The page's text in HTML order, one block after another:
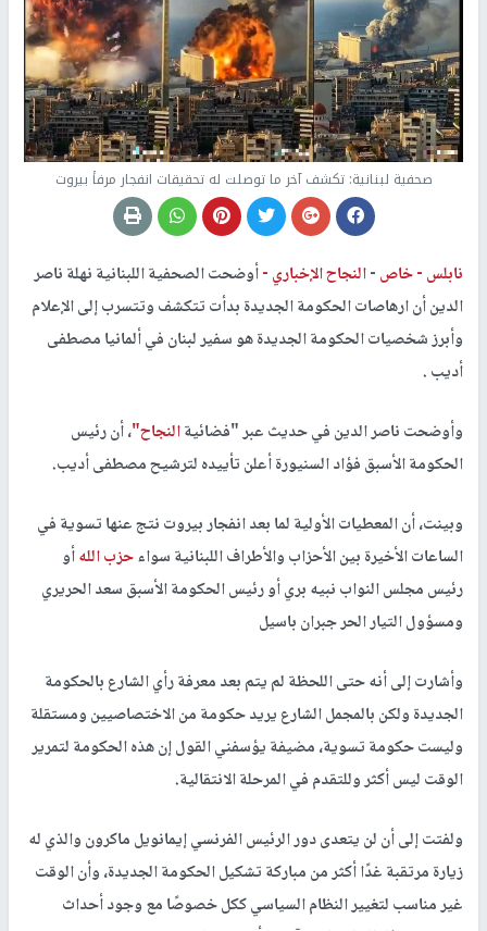
صحفية لبنانية: تكشف آخر ما توصلت له تحقيقات انفجار مرفأ بيروت
نابلس -خاص-النجاح الإخباري -أوضحت الصحفية اللبنانية نهلة ناصر
الدين أن ارهاصات الحكومة الجديدة بدأت تتكشف وتتسرب إلى الإعلام
وأبرز شخصيات الحكومة الجديدة هو سفير لبنان في ألمانيا مصطفى
أديب .
وأوضحت ناصر الدين في حديث عبر "فضائيةالنجاح"، أن رئيس
الحكومة الأسبق فؤاد السنيورة أعلن تأييده لترشيح مصطفى أديب.
وبينت، أن المعطيات الأولية لما بعد انفجار بيروت نتج عنها تسوية في
الساعات الأخيرة بين الأحزاب والأطراف اللبنانية سواءحزب اللهأو
رئيس مجلس النواب نبيه بري أو رئيس الحكومة الأسبق سعد الحريري
ومسؤول التيار الحر جبران باسيل
وأشارت إلى أنه حتى اللحظة لم يتم بعد معرفة رأي الشارع بالحكومة
الجديدة ولكن بالمجمل الشارع يريد حكومة من الاختصاصيين ومستقلة
وليست حكومة تسوية، مضيفة يؤسفني القول إن هذه الحكومة لتمرير
الوقت ليس أكثر وللتقدم في المرحلة الانتقالية.
ولفتت إلى أن لن يتعدى دور الرئيس الفرنسي إيمانويل ماكرون والذي له
زيارة مرتقبة غدًا أكثر من مباركة تشكيل الحكومة الجديدة، وأن الوقت
غير مناسب لتغيير النظام السياسي ككل خصوصًا مع وجود أحداث